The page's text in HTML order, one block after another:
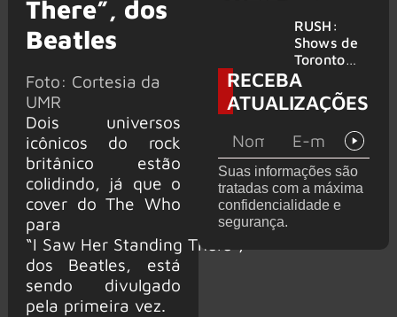
There”, dos
Beatles
Foto: Cortesia da
UMR
Dois universos
icônicos do rock
britânico estão
colidindo, já que o
cover do The Who
para
“I Saw Her Standing There”,
dos Beatles, está
sendo divulgado
pela primeira vez.
atravessa
gerações
da turnê
de
despedida
para 2027
RUSH:
Shows de
Toronto
serão
filmados
para
filme
RECEBA
ATUALIZAÇÕES
Suas informações são
tratadas com a máxima
confidencialidade e
segurança.